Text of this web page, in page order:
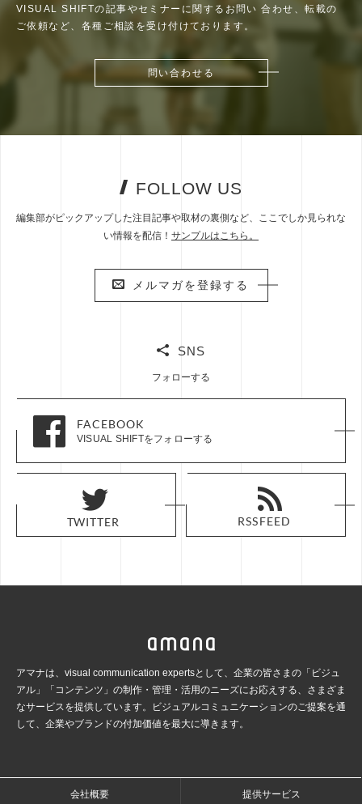
VISUAL SHIFTの記事やセミナーに関するお問い 合わせ、転載の
ご依頼など、各種ご相談を受け付けております。
問い合わせる
問い合わせる
FOLLOW US
編集部がピックアップした注目記事や取材の裏側など、ここでしか見られな
い情報を配信！ サンプルはこちら。
メルマガを登録する
メルマガを登録する
SNS
フォローする
FACEBOOK
VISUAL SHIFTをフォローする
FACEBOOK
VISUAL SHIFTをフォローする
TWITTER
TWITTER RSS FEED
RSS FEED
アマナは、visual communication expertsとして、企業の皆さまの「ビジュ
アル」「コンテンツ」の制作・管理・活用のニーズにお応えする、さまざま
なサービスを提供しています。ビジュアルコミュニケーションのご提案を通
して、企業やブランドの付加価値を最大に導きます。
会社概要 提供サービス